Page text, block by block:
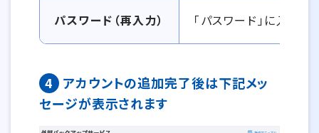
パスワード（再入力） 「パスワード」に入力
4
アカウントの追加完了後は下記メッ
セージが表示されます